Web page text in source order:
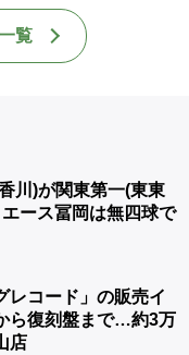
覧
川)が関東第一(東東
ース冨岡は無四球で
レコード」の販売イ
ら復刻盤まで…約3万
店